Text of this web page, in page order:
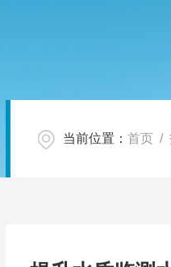
当前位置： 首页 /